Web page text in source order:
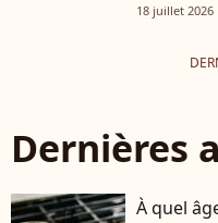
18 juillet 2026
Dernières
À quel